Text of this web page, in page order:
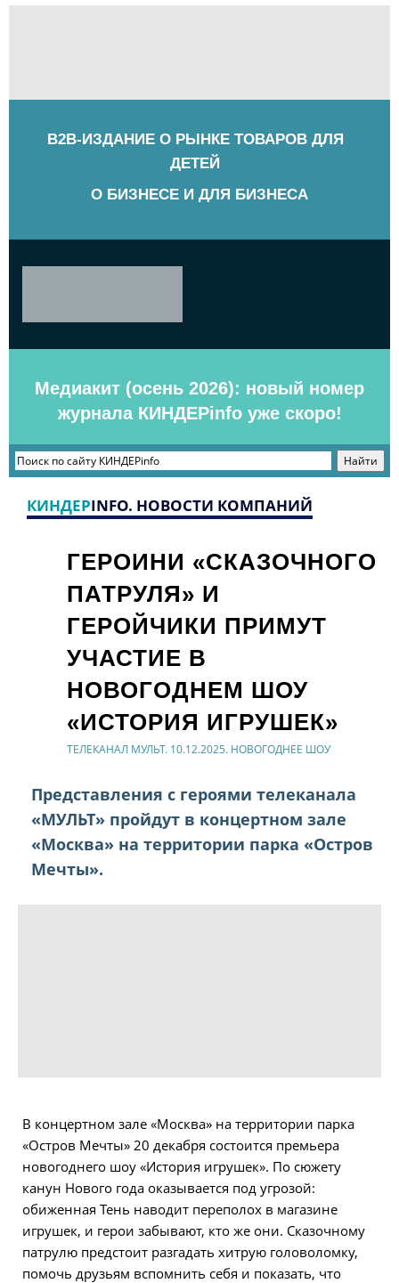
B2B-ИЗДАНИЕ О РЫНКЕ ТОВАРОВ ДЛЯ
ДЕТЕЙ
О БИЗНЕСЕ И ДЛЯ БИЗНЕСА
Медиакит (осень 2026): новый номер
журнала КИНДЕРinfo уже скоро!
КИНДЕРINFO. НОВОСТИ КОМПАНИЙ
ГЕРОИНИ «СКАЗОЧНОГО
ПАТРУЛЯ» И
ГЕРОЙЧИКИ ПРИМУТ
УЧАСТИЕ В
НОВОГОДНЕМ ШОУ
«ИСТОРИЯ ИГРУШЕК»
ТЕЛЕКАНАЛ МУЛЬТ. 10.12.2025. НОВОГОДНЕЕ ШОУ
Представления с героями телеканала
«МУЛЬТ» пройдут в концертном зале
«Москва» на территории парка «Остров
Мечты».
В концертном зале «Москва» на территории парка
«Остров Мечты» 20 декабря состоится премьера
новогоднего шоу «История игрушек». По сюжету
канун Нового года оказывается под угрозой:
обиженная Тень наводит переполох в магазине
игрушек, и герои забывают, кто же они. Сказочному
патрулю предстоит разгадать хитрую головоломку,
помочь друзьям вспомнить себя и показать, что